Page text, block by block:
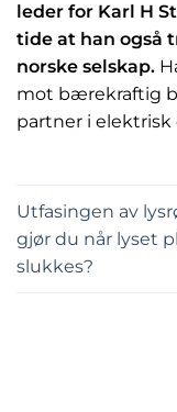
leder for Karl H
tide at han også
norske selskap.
mot bærekraftig
partner i elektrisk
Utfasingen av
gjør du når lyset
slukkes?